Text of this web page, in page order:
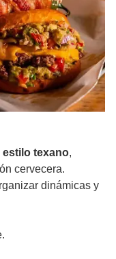
estilo texano,
cervecera.
dinámicas y